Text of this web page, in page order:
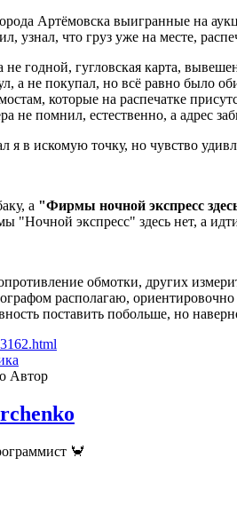
Артёмовска выигранные на
узнал, что груз уже на месте,
не годной, гугловская карта,
а не покупал, но всё равно было
которые на распечатке
не помнил, естественно, а адрес
я в искомую точку, но чувство
а "Фирмы ночной экспресс
"Ночной экспресс" здесь нет, а
обмотки, других
располагаю,
поставить побольше, но
Автор
🦀